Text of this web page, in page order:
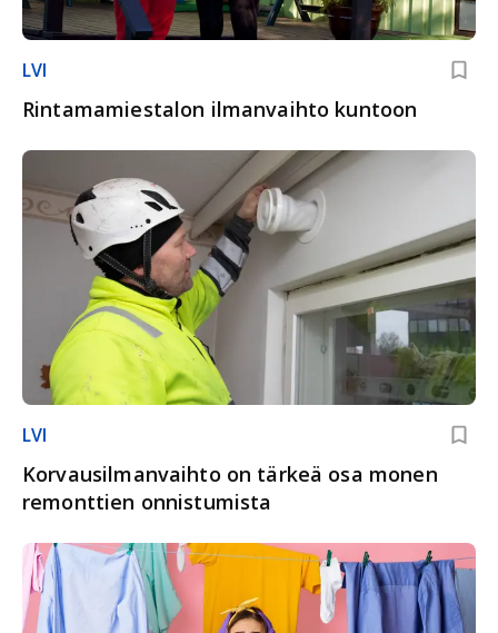
LVI
Rintamamiestalon ilmanvaihto kuntoon
LVI
Korvausilmanvaihto on tärkeä osa monen
remonttien onnistumista